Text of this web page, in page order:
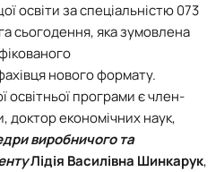
освіти за спеціальністю 073
сьогодення, яка зумовлена
нового формату.
освітньої програми є член-
доктор економічних наук,
виробничого та
Лідія Василівна Шинкарук,